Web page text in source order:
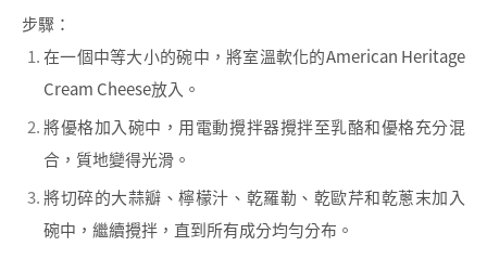
步驟：
在一個中等大小的碗中，將室溫軟化的American Heritage
Cream Cheese放入。
將優格加入碗中，用電動攪拌器攪拌至乳酪和優格充分混
合，質地變得光滑。
將切碎的大蒜瓣、檸檬汁、乾羅勒、乾歐芹和乾蔥末加入
碗中，繼續攪拌，直到所有成分均勻分布。